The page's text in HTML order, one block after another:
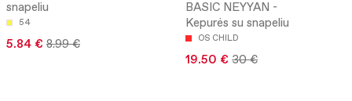
snapeliu
54
5.84 € 8.99 €
BASIC NEYYAN -
Kepurės su snapeliu
OS CHILD
19.50 € 30 €